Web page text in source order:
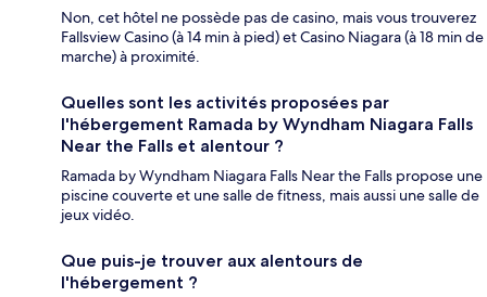
Non, cet hôtel ne possède pas de casino, mais vous trouverez
Fallsview Casino (à 14 min à pied) et Casino Niagara (à 18 min de
marche) à proximité.
Quelles sont les activités proposées par
l'hébergement Ramada by Wyndham Niagara Falls
Near the Falls et alentour ?
Ramada by Wyndham Niagara Falls Near the Falls propose une
piscine couverte et une salle de fitness, mais aussi une salle de
jeux vidéo.
Que puis-je trouver aux alentours de
l'hébergement ?